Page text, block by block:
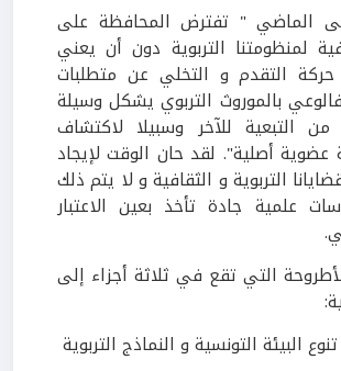
الماضي " تفترض المحافظة على
لمنظومتنا التربوية دون أن يعني
التقدم و التخلي عن متطلبات
بالموروث التربوي يشكل وسيلة
من التبعية للآخر وسبيلا لاكتشاف
عضوية أصلية". لقد حان الوقت لإيجاد
التربوية و الثقافية و لا يتم ذلك
علمية جادة تأخذ بعين الاعتبار
التي تقع في ثلاثة أجزاء إلى
البيئة التونسية و النماذج التربوية